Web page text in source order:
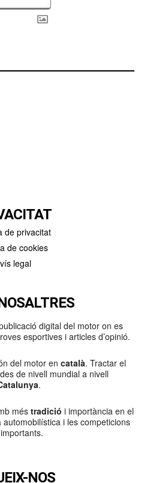
de privacitat
de cookies
legal
digital del motor on es
esportives i articles d’opinió.
del motor en català. Tractar el
de nivell mundial a nivell
.
més tradició i importància en el
automobilística i les competicions
NOS